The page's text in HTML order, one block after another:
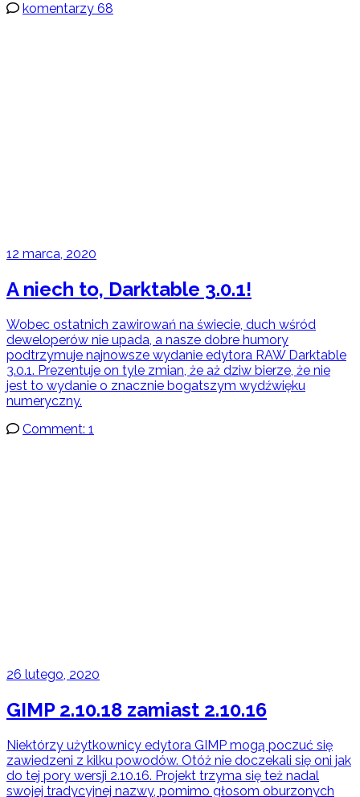
komentarzy 68
12 marca, 2020
A niech to, Darktable 3.0.1!
Wobec ostatnich zawirowań na świecie, duch wśród
deweloperów nie upada, a nasze dobre humory
podtrzymuje najnowsze wydanie edytora RAW Darktable
3.0.1. Prezentuje on tyle zmian, że aż dziw bierze, że nie
jest to wydanie o znacznie bogatszym wydźwięku
numeryczny.
Comment: 1
26 lutego, 2020
GIMP 2.10.18 zamiast 2.10.16
Niektórzy użytkownicy edytora GIMP mogą poczuć się
zawiedzeni z kilku powodów. Otóż nie doczekali się oni jak
do tej pory wersji 2.10.16. Projekt trzyma się też nadal
swojej tradycyjnej nazwy, pomimo głosom oburzonych